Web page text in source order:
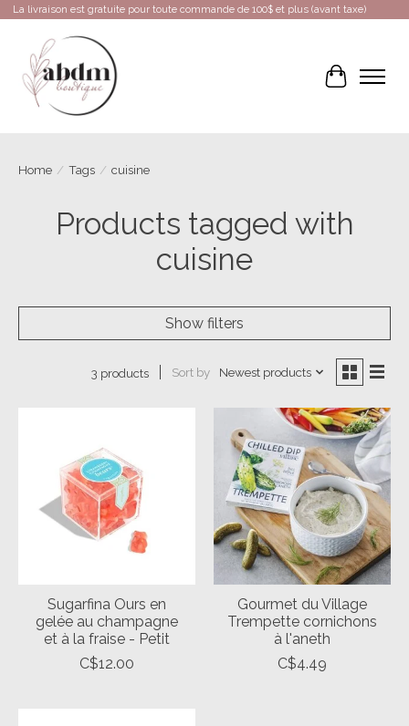
La livraison est gratuite pour toute commande de 100$ et plus (avant taxe)
Cart
Home / Tags / cuisine
Products tagged with
cuisine
Show filters
3 products Sort by Newest products
Sugarfina Ours en
gelée au champagne
et à la fraise - Petit
C$12.00
Gourmet du Village
Trempette cornichons
à l'aneth
C$4.49